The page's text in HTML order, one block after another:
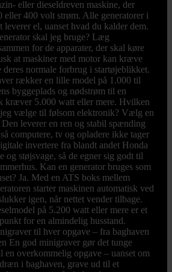
eller dieseldreven maskine, der
eller 400 volt strøm. Alle generatorer i
leverer el, uanset hvad du kalder dem.
skal jeg bruge? Læg
for de apparater, der skal køre
at maskiner med motor kan kræve
deres normale forbrug i startøjeblikket.
rækker en lille model på 1.000 til
byggeplads og nødstrøm til en
kræver 5.000 watt eller mere. Hvilken
jeg vælge til følsom elektronik? Vælg en
leverer en ren og stabil spænding
computere, tv og opladere ikke tager
invertere fra blandt andet Honda
og støjsvage, så de egner sig godt til
Kan en generator bruges som
Ja. Med en ATS boks mellem
starter maskinen automatisk ved
igen, når nettet vender tilbage.
på 5.200 watt eller mere er et
for en almindelig husstand.
til hver opgave – fra baghaven
En god minigraver gør det tunge
en overkommelig opgave – uanset om
i baghaven, grave ud til et